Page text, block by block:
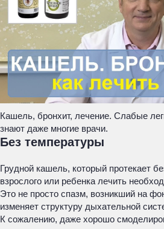
Кашель, бронхит, лечение. Слабые
знают даже многие врачи.
Без температуры
Грудной кашель, который протекает
взрослого или ребенка лечить
Это не просто спазм, возникший на
изменяет структуру дыхательной
К сожалению, даже хорошо